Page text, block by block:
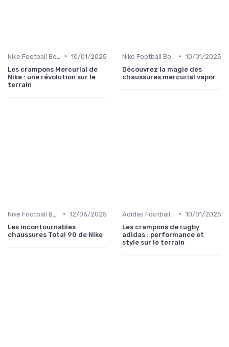
• 10/01/2025
Les crampons Mercurial de
Nike : une révolution sur le
terrain
• 10/01/2025
Découvrez la magie des
chaussures mercurial vapor
• 12/06/2025
Les incontournables
chaussures Total 90 de Nike
• 10/01/2025
Les crampons de rugby
adidas : performance et
style sur le terrain